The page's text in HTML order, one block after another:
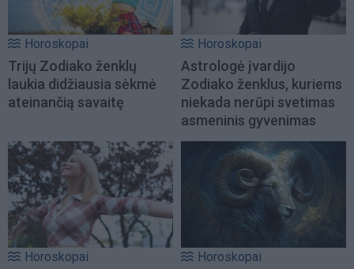
Horoskopai
Trijų Zodiako ženklų
laukia didžiausia sėkmė
ateinančią savaitę
Horoskopai
Astrologė įvardijo
Zodiako ženklus, kuriems
niekada nerūpi svetimas
asmeninis gyvenimas
Horoskopai Horoskopai